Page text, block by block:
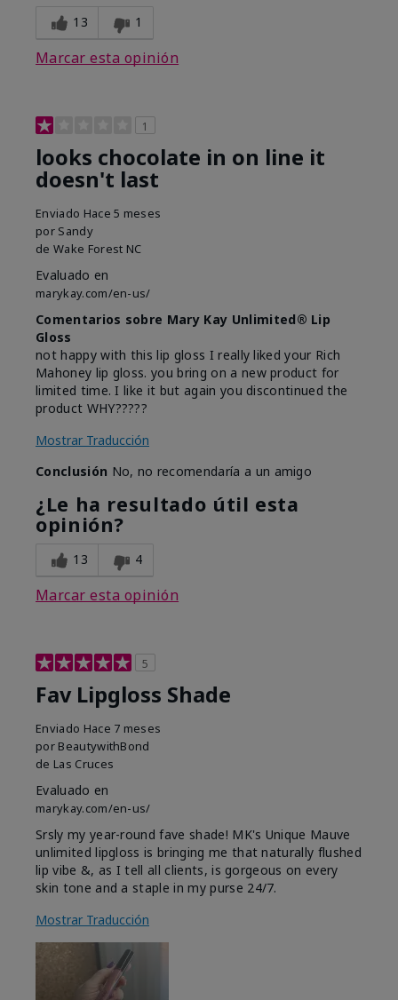
13 1
Marcar esta opinión
1
looks chocolate in on line it
doesn't last
Enviado Hace 5 meses
por Sandy
de Wake Forest NC
Evaluado en
marykay.com/en-us/
Comentarios sobre Mary Kay Unlimited® Lip
Gloss
not happy with this lip gloss I really liked your Rich
Mahoney lip gloss. you bring on a new product for
limited time. I like it but again you discontinued the
product WHY?????
Mostrar Traducción
Conclusión No, no recomendaría a un amigo
¿Le ha resultado útil esta
opinión?
13 4
Marcar esta opinión
5
Fav Lipgloss Shade
Enviado Hace 7 meses
por BeautywithBond
de Las Cruces
Evaluado en
marykay.com/en-us/
Srsly my year-round fave shade! MK's Unique Mauve
unlimited lipgloss is bringing me that naturally flushed
lip vibe &, as I tell all clients, is gorgeous on every
skin tone and a staple in my purse 24/7.
Mostrar Traducción